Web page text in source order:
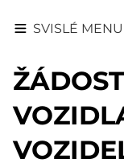
SVISLÉ MENU